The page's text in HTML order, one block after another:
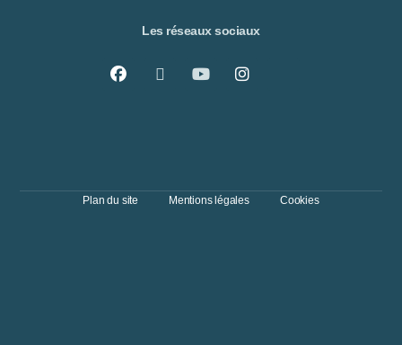
Les réseaux sociaux
Plan du site Mentions légales Cookies